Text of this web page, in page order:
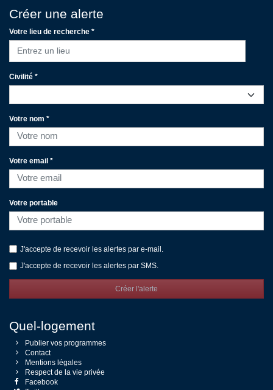
Créer une alerte
Votre lieu de recherche *
Entrez un lieu
Civilité *
Votre nom *
Votre email *
Votre portable
J'accepte de recevoir les alertes par e-mail.
J'accepte de recevoir les alertes par SMS.
Créer l'alerte
Quel-logement
Publier vos programmes
Contact
Mentions légales
Respect de la vie privée
Facebook